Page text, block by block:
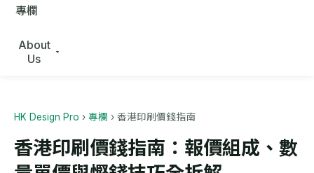
專欄
About
Us
HK Design Pro › 專欄 › 香港印刷價錢指南
香港印刷價錢指南：報價組成、數